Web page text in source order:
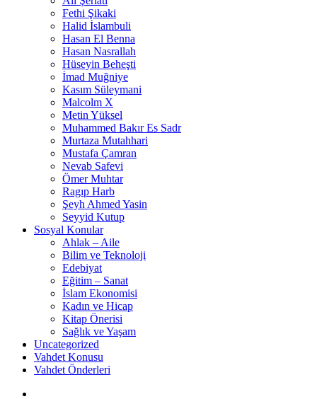
Fethi Şikaki
Halid İslambuli
Hasan El Benna
Hasan Nasrallah
Hüseyin Beheşti
İmad Muğniye
Kasım Süleymani
Malcolm X
Metin Yüksel
Muhammed Bakır Es Sadr
Murtaza Mutahhari
Mustafa Çamran
Nevab Safevi
Ömer Muhtar
Ragıp Harb
Şeyh Ahmed Yasin
Seyyid Kutup
Sosyal Konular
Ahlak – Aile
Bilim ve Teknoloji
Edebiyat
Eğitim – Sanat
İslam Ekonomisi
Kadın ve Hicap
Kitap Önerisi
Sağlık ve Yaşam
Uncategorized
Vahdet Konusu
Vahdet Önderleri